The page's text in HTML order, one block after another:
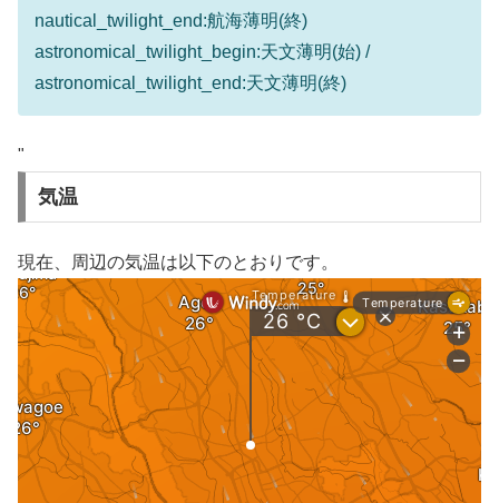
nautical_twilight_end:航海薄明(終)
astronomical_twilight_begin:天文薄明(始) /
astronomical_twilight_end:天文薄明(終)
"
気温
現在、周辺の気温は以下のとおりです。